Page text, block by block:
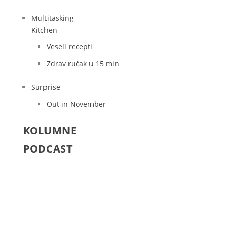
Multitasking
Kitchen
Veseli recepti
Zdrav ručak u 15 min
Surprise
Out in November
KOLUMNE
PODCAST